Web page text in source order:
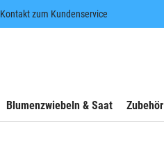
Kontakt zum Kundenservice
Blumenzwiebeln & Saat Zubehör